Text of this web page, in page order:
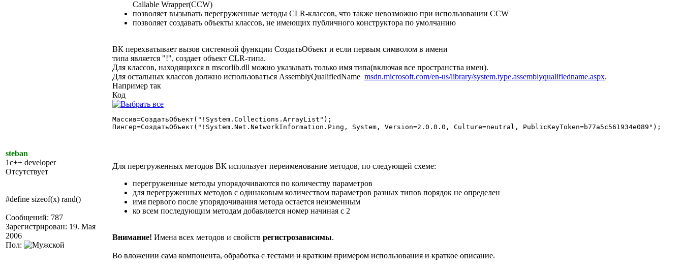
steban
1c++ developer
Отсутствует
#define sizeof(x) rand()
Сообщений: 787
Зарегистрирован: 19. Мая
2006
Пол:
Callable Wrapper(CCW)
позволяет вызывать перегруженные методы CLR-классов, что также невозможно при использовании CCW
позволяет создавать объекты классов, не имеющих публичного конструктора по умолчанию
ВК перехватывает вызов системной функции СоздатьОбъект и если первым символом в имени
типа является "!", создает объект CLR-типа.
Для классов, находящихся в mscorlib.dll можно указывать только имя типа(включая все пространства имен).
Для остальных классов должно использоваться AssemblyQualifiedName msdn.microsoft.com/en-us/library/system.type.assemblyqualifiedname.aspx.
Например так
Код
Массив=СоздатьОбъект("!System.Collections.ArrayList");
Пингер=СоздатьОбъект("!System.Net.NetworkInformation.Ping, System, Version=2.0.0.0, Culture=neutral, PublicKeyToken=b77a5c561934e089");
Для перегруженных методов ВК использует переименование методов, по следующей схеме:
перегруженные методы упорядочиваются по количеству параметров
для перегруженных методов с одинаковым количеством параметров разных типов порядок не определен
имя первого после упорядочивания метода остается неизменным
ко всем последующим методам добавляется номер начиная с 2
Внимание! Имена всех методов и свойств регистрозависимы.
Во вложении сама компонента, обработка с тестами и кратким примером использования и краткое описание.